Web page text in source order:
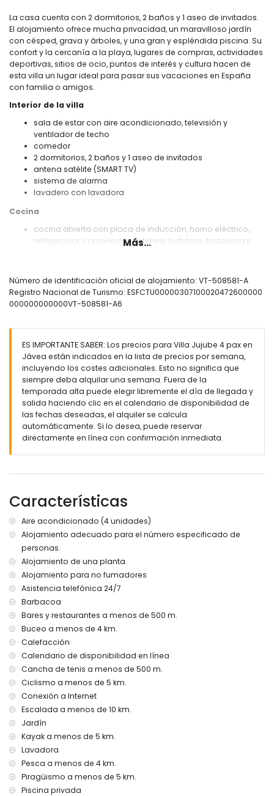
La casa cuenta con 2 dormitorios, 2 baños y 1 aseo de invitados.
El alojamiento ofrece mucha privacidad, un maravilloso jardín
con césped, grava y árboles, y una gran y espléndida piscina. Su
confort y la cercanía a la playa, lugares de compras, actividades
deportivas, sitios de ocio, puntos de interés y cultura hacen de
esta villa un lugar ideal para pasar sus vacaciones en España
con familia o amigos.
Interior de la villa
sala de estar con aire acondicionado, televisión y
ventilador de techo
comedor
2 dormitorios, 2 baños y 1 aseo de invitados
antena satélite (SMART TV)
sistema de alarma
lavadero con lavadora
Cocina
cocina abierta con placa de inducción, horno eléctrico,
refrigerador, congelador, cafetera, batidora, tostadora y
2 dormitorios con aire acondicionado, cada uno con
cama king size (medidas 200 por 180 cm) y ventilador
Exterior de la villa
parcela grande y cerrada
piscina privada de 12m x 6m y 1.8m de profundidad
maravilloso jardín con césped, grava, árboles y mobiliario
de jardín con tumbonas
2 terrazas, de las cuales 1 cubierta
barbacoa
zona de estar al aire libre y zona de comedor al aire libre
de 1000 metros de la villa)
playa más cercana: La Caleta de Dins, Jávea (a menos de
1000 metros de la villa)
puerto más cercano: Aduanas del mar (a menos de 5
kilómetros de la villa)
parque más cercano: Montgó, Jávea (a menos de 10
kilómetros de la villa)
aeropuerto más cercano: Alicante (a menos de 100
kilómetros de la villa)
segundo aeropuerto más cercano: Valencia (> 100
kilómetros)
prohibido fumar
no se admiten mascotas
El alojamiento es muy adecuado para familias con niños
Instalaciones y servicios incluidos en el precio del alquiler
de la villa
internet (fibra óptica)
aspiradora, plancha y tabla de planchar
ropa de cama y toallas
servicio de recepción y servicio de emergencia 24 horas
calefacción por suelo radiante y aire acondicionado
Instalaciones y servicios con coste extra
cama/cuna para niños (bajo demanda)
Más...
Número de identificación oficial de alojamiento: VT-508581-A
Registro Nacional de Turismo: ESFCTU00000307100020472600000
000000000000VT-508581-A6
ES IMPORTANTE SABER: Los precios para Villa Jujube 4 pax en
Jávea están indicados en la lista de precios por semana,
incluyendo los costes adicionales. Esto no significa que
siempre deba alquilar una semana. Fuera de la
temporada alta puede elegir libremente el día de llegada y
salida haciendo clic en el calendario de disponibilidad de
las fechas deseadas, el alquiler se calcula
automáticamente. Si lo desea, puede reservar
directamente en línea con confirmación inmediata.
Características
Aire acondicionado (4 unidades)
Alojamiento adecuado para el número especificado de
personas.
Alojamiento de una planta.
Alojamiento para no fumadores
Asistencia telefónica 24/7
Barbacoa
Bares y restaurantes a menos de 500 m.
Buceo a menos de 4 km.
Calefacción
Calendario de disponibilidad en línea
Cancha de tenis a menos de 500 m.
Ciclismo a menos de 5 km.
Conexión a Internet
Escalada a menos de 10 km.
Jardín
Kayak a menos de 5 km.
Lavadora
Pesca a menos de 4 km.
Piragüismo a menos de 5 km.
Piscina privada